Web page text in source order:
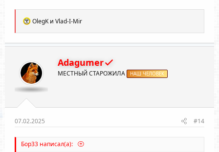
Р
а
к
и
и
:
OlegKи Vlad-I-Mir
Adagumer
МЕСТНЫЙ СТАРОЖИЛА НАШ ЧЕЛОВЕК
07.02.2025 #14
Бор33 написал(а):